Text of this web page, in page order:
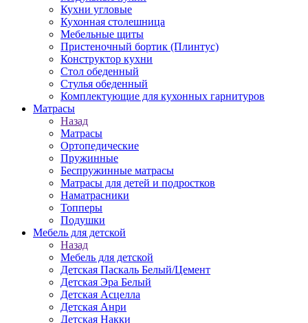
Кухни угловые
Кухонная столешница
Мебельные щиты
Пристеночный бортик (Плинтус)
Конструктор кухни
Стол обеденный
Стулья обеденный
Комплектующие для кухонных гарнитуров
Матраcы
Назад
Матраcы
Ортопедические
Пружинные
Беспружинные матрасы
Матрасы для детей и подростков
Наматрасники
Топперы
Подушки
Мебель для детской
Назад
Мебель для детской
Детская Паскаль Белый/Цемент
Детская Эра Белый
Детская Асцелла
Детская Анри
Детская Накки